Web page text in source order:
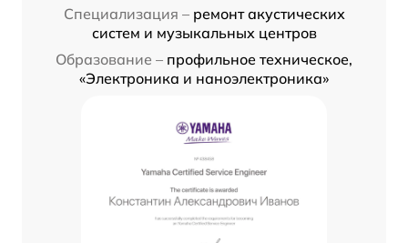
Специализация – ремонт акустических
систем и музыкальных центров
Образование – профильное техническое,
«Электроника и наноэлектроника»